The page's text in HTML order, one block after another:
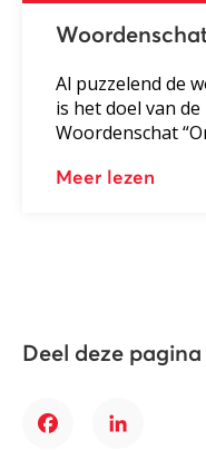
Al puzzelend de
is het doel van
Woordenschat
Meer lezen
Deel deze pagina
FacebookLinkedIn